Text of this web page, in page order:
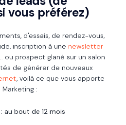
vous préférez)
d'essais, de rendez-vous,
inscription à une newsletter
ou prospect glané sur un salon
de générer de nouveaux
, voilà ce que vous apporte
:
au bout de 12 mois